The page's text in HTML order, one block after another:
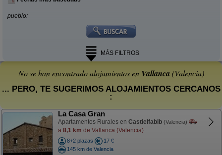
pueblo:
MÁS FILTROS
No se han encontrado alojamientos en Vallanca (Valencia)
... PERO, TE SUGERIMOS ALOJAMIENTOS CERCANOS
:
La Casa Gran
Apartamentos Rurales en Castielfabib (Valencia)
a 8,1 km de Vallanca (Valencia)
8+2 plazas
17 €
145 km de Valencia